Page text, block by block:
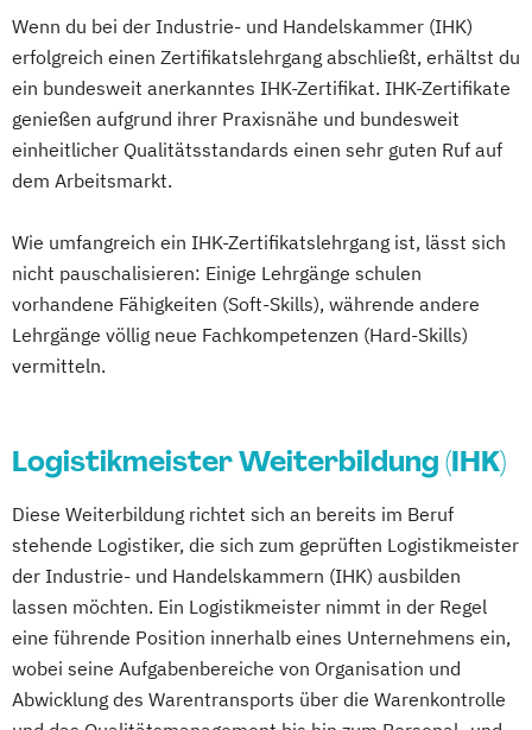
Wenn du bei der Industrie- und Handelskammer (IHK)
erfolgreich einen Zertifikatslehrgang abschließt, erhältst du
ein bundesweit anerkanntes IHK-Zertifikat. IHK-Zertifikate
genießen aufgrund ihrer Praxisnähe und bundesweit
einheitlicher Qualitätsstandards einen sehr guten Ruf auf
dem Arbeitsmarkt.
Wie umfangreich ein IHK-Zertifikatslehrgang ist, lässt sich
nicht pauschalisieren: Einige Lehrgänge schulen
vorhandene Fähigkeiten (Soft-Skills), währende andere
Lehrgänge völlig neue Fachkompetenzen (Hard-Skills)
vermitteln.
Logistikmeister Weiterbildung (IHK)
Diese Weiterbildung richtet sich an bereits im Beruf
stehende Logistiker, die sich zum geprüften Logistikmeister
der Industrie- und Handelskammern (IHK) ausbilden
lassen möchten. Ein Logistikmeister nimmt in der Regel
eine führende Position innerhalb eines Unternehmens ein,
wobei seine Aufgabenbereiche von Organisation und
Abwicklung des Warentransports über die Warenkontrolle